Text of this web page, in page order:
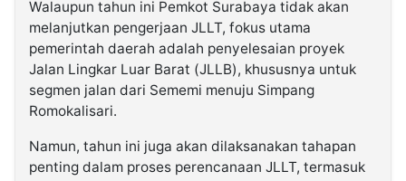
Walaupun tahun ini Pemkot Surabaya tidak akan
melanjutkan pengerjaan JLLT, fokus utama
pemerintah daerah adalah penyelesaian proyek
Jalan Lingkar Luar Barat (JLLB), khususnya untuk
segmen jalan dari Sememi menuju Simpang
Romokalisari.
Namun, tahun ini juga akan dilaksanakan tahapan
penting dalam proses perencanaan JLLT, termasuk